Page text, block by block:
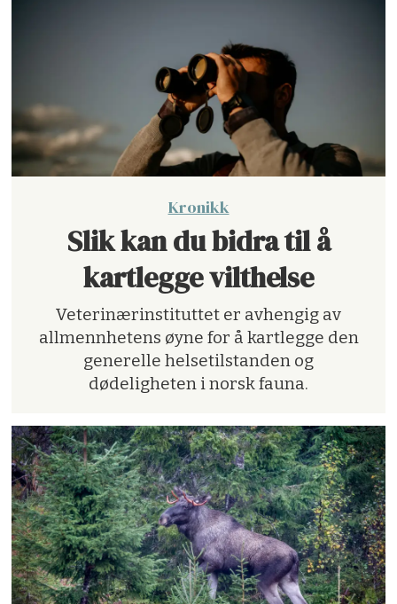
Kronikk
Slik kan du bidra til å
kartlegge vilthelse
Veterinærinstituttet er avhengig av
allmennhetens øyne for å kartlegge den
generelle helsetilstanden og
dødeligheten i norsk fauna.